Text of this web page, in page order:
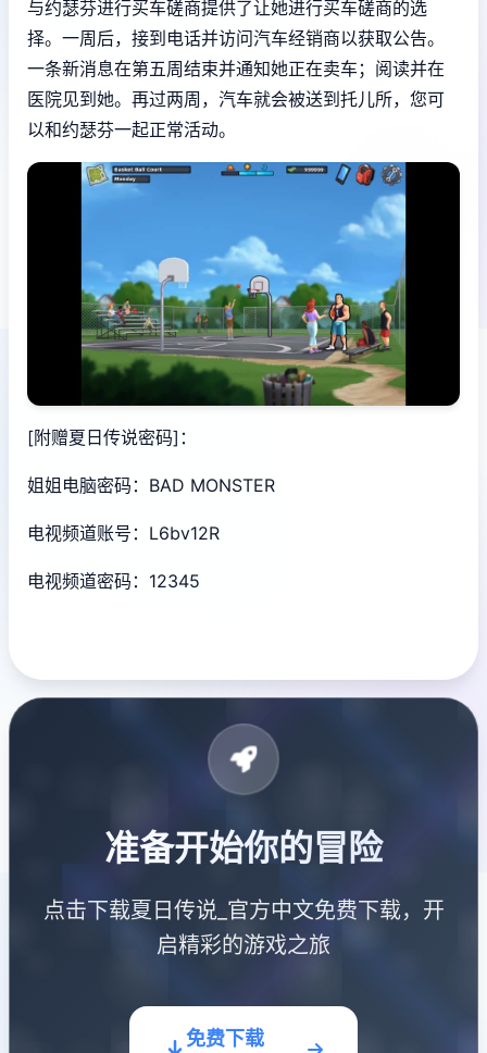
与约瑟芬进行买车磋商提供了让她进行买车磋商的选
择。一周后，接到电话并访问汽车经销商以获取公告。
一条新消息在第五周结束并通知她正在卖车；阅读并在
医院见到她。再过两周，汽车就会被送到托儿所，您可
以和约瑟芬一起正常活动。
[附赠夏日传说密码]：
姐姐电脑密码：BAD MONSTER
电视频道账号：L6bv12R
电视频道密码：12345
准备开始你的冒险
点击下载夏日传说_官方中文免费下载，开
启精彩的游戏之旅
免费下载